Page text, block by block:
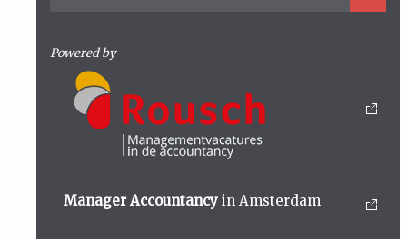
Powered by
Manager Accountancy in Amsterdam